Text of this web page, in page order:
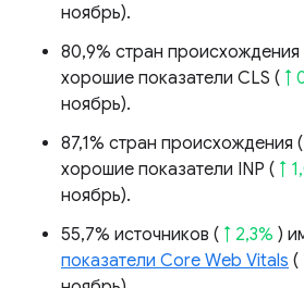
ноябрь).
80,9% стран происхождения
хорошие показатели CLS ( ↑
ноябрь).
87,1% стран происхождения (
хорошие показатели INP ( ↑
ноябрь).
55,7% источников ( ↑ 2,3% )
показатели Core Web Vitals (